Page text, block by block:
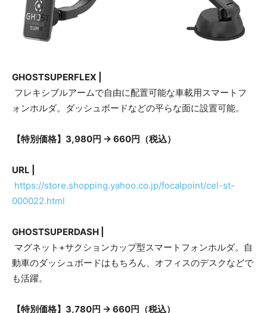
GHOSTSUPERFLEX |
フレキシブルアームで自由に配置可能な車載用スマートフ
ォンホルダ。ダッシュボードなどの平らな面に設置可能。
【特別価格】3,980円 → 660円（税込）
URL |
https://store.shopping.yahoo.co.jp/focalpoint/cel-st-
000022.html
GHOSTSUPERDASH |
マグネット+サクションカップ型スマートフォンホルダ。自
動車のダッシュボードはもちろん、オフィスのデスクなどで
も活躍。
【特別価格】3,780円 → 660円（税込）